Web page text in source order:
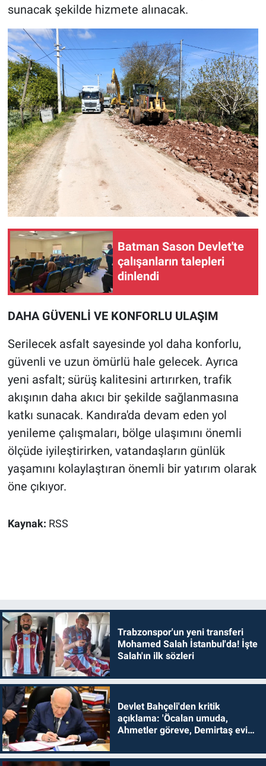
sunacak şekilde hizmete alınacak.
Batman Sason Devlet'te
çalışanların talepleri
dinlendi
DAHA GÜVENLİ VE KONFORLU ULAŞIM
Serilecek asfalt sayesinde yol daha konforlu,
güvenli ve uzun ömürlü hale gelecek. Ayrıca
yeni asfalt; sürüş kalitesini artırırken, trafik
akışının daha akıcı bir şekilde sağlanmasına
katkı sunacak. Kandıra'da devam eden yol
yenileme çalışmaları, bölge ulaşımını önemli
ölçüde iyileştirirken, vatandaşların günlük
yaşamını kolaylaştıran önemli bir yatırım olarak
öne çıkıyor.
Kaynak: RSS
Trabzonspor'un yeni transferi
Mohamed Salah İstanbul'da! İşte
Salah'ın ilk sözleri
Devlet Bahçeli'den kritik
açıklama: 'Öcalan umuda,
Ahmetler göreve, Demirtaş evine